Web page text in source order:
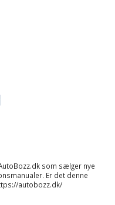
som sælger nye
. Er det denne
autobozz.dk/